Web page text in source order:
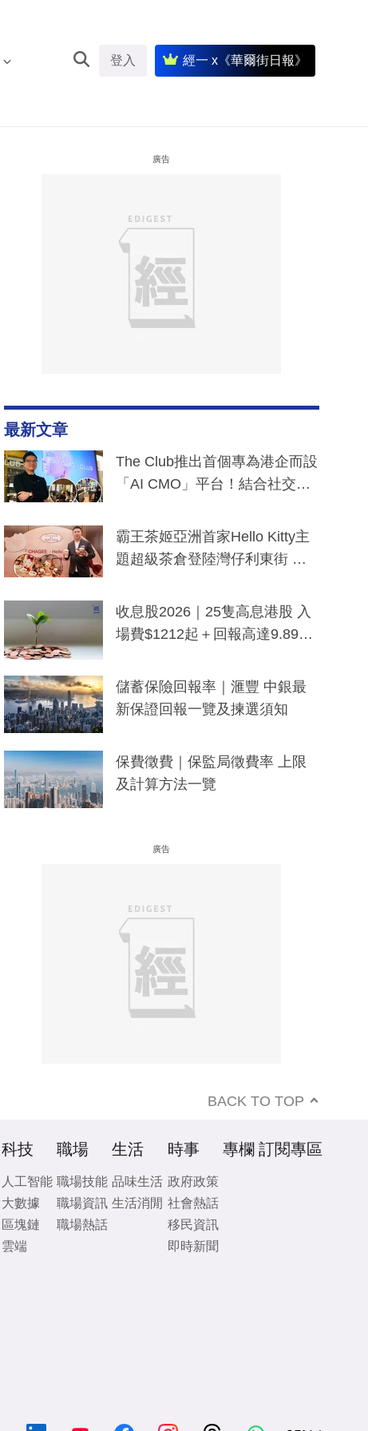
登入 經一 x《華爾街日報》
廣告
最新文章
The Club推出首個專為港企而設
「AI CMO」平台！結合社交聆
分鐘生成「貼地」宣傳短片
霸王茶姬亞洲首家Hello Kitty主
題超級茶倉登陸灣仔利東街 推
y及香港限定特調系列
收息股2026｜25隻高息港股 入
場費$1212起＋回報高達9.89
儲蓄保險回報率｜滙豐 中銀最
新保證回報一覽及揀選須知
保費徵費｜保監局徵費率 上限
及計算方法一覽
廣告
BACK TO TOP
科技
人工智能
大數據
區塊鏈
雲端
職場
職場技能
職場資訊
職場熱話
生活
品味生活
生活消閒
時事
政府政策
社會熱話
移民資訊
即時新聞
專欄 訂閱專區